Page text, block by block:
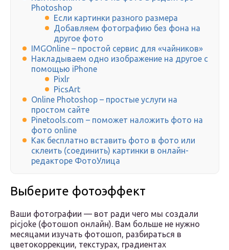
Photoshop
Если картинки разного размера
Добавляем фотографию без фона на
другое фото
IMGOnline – простой сервис для «чайников»
Накладываем одно изображение на другое с
помощью iPhone
Pixlr
PicsArt
Online Photoshop – простые услуги на
простом сайте
Pinetools.com – поможет наложить фото на
фото online
Как бесплатно вставить фото в фото или
склеить (соединить) картинки в онлайн-
редакторе ФотоУлица
Выберите фотоэффект
Ваши фотографии — вот ради чего мы создали
picjoke (фотошоп онлайн). Вам больше не нужно
месяцами изучать фотошоп, разбираться в
цветокоррекции, текстурах, градиентах